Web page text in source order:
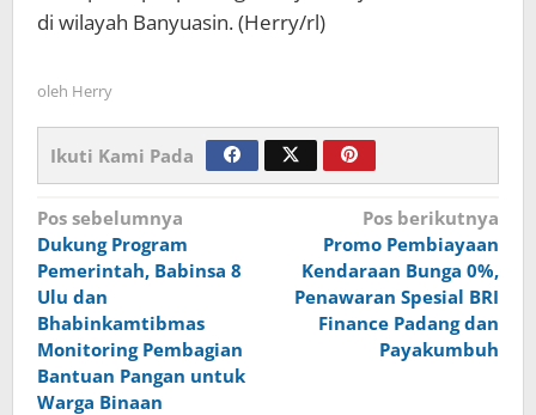
di wilayah Banyuasin. (Herry/rl)
oleh Herry
Ikuti Kami Pada
Navigasi
pos
Pos sebelumnya
Dukung Program
Pemerintah, Babinsa 8
Ulu dan
Bhabinkamtibmas
Monitoring Pembagian
Bantuan Pangan untuk
Warga Binaan
Pos berikutnya
Promo Pembiayaan
Kendaraan Bunga 0%,
Penawaran Spesial BRI
Finance Padang dan
Payakumbuh